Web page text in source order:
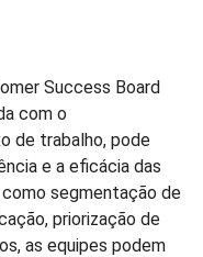
Success Board
com o
de trabalho, pode
e a eficácia das
segmentação de
priorização de
as equipes podem